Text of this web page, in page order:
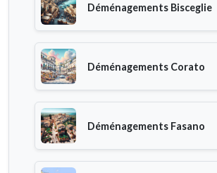
Déménagements Bisceglie
Déménagements Corato
Déménagements Fasano